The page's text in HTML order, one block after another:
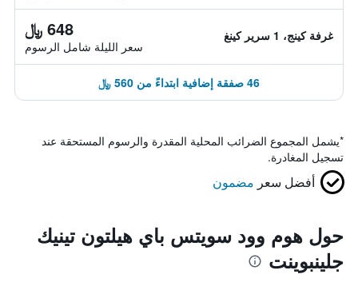
غرفة كينج، 1 سرير كينغ 648 ﷼
سعر الليلة شامل الرسوم
46 صفقة إضافية ابتداءً من 560 ﷼
*يشمل المجموع الضرائب المحلية المقدرة والرسوم المستحقة عند
تسجيل المغادرة.
أفضل سعر مضمون
حول هوم وود سويتس باي هيلتون تينيك
جلينبوينت